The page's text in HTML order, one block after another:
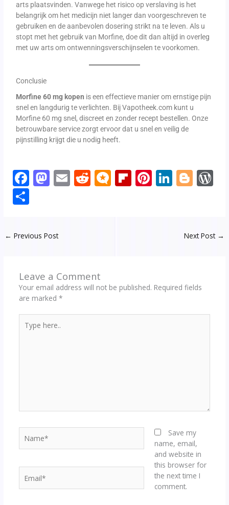
arts plaatsvinden. Vanwege het risico op verslaving is het
belangrijk om het medicijn niet langer dan voorgeschreven te
gebruiken en de aanbevolen dosering strikt na te leven. Als u
stopt met het gebruik van Morfine, doe dit dan altijd in overleg
met uw arts om ontwenningsverschijnselen te voorkomen.
Conclusie
Morfine 60 mg kopen is een effectieve manier om ernstige pijn
snel en langdurig te verlichten. Bij Vapotheek.com kunt u
Morfine 60 mg snel, discreet en zonder recept bestellen. Onze
betrouwbare service zorgt ervoor dat u snel en veilig de
pijnstilling krijgt die u nodig heeft.
F
ac
o
k
M
as
o
E
m
R
e
M
ic
Fli
p
Pi
nt
Li
n
dI
Bl
o
er e
ar
e
← Previous Post Next Post →
Leave a Comment
Your email address will not be published. Required fields
are marked *
here..
Save my
name, email,
and website in
this browser for
the next time I
comment.